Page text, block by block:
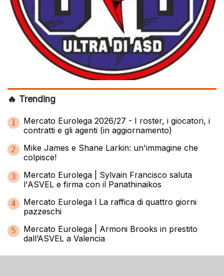
🔥 Trending
1
Mercato Eurolega 2026/27 - I roster, i giocatori, i
contratti e gli agenti (in aggiornamento)
2
Mike James e Shane Larkin: un'immagine che
colpisce!
3
Mercato Eurolega | Sylvain Francisco saluta
l'ASVEL e firma con il Panathinaikos
4
Mercato Eurolega l La raffica di quattro giorni
pazzeschi
5
Mercato Eurolega | Armoni Brooks in prestito
dall’ASVEL a Valencia